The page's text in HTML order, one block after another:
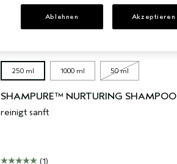
250 ml 1000 ml 50 ml
SHAMPURE™ NURTURING SHAMPOO
reinigt sanft
(1)
Ablehnen Akzeptieren